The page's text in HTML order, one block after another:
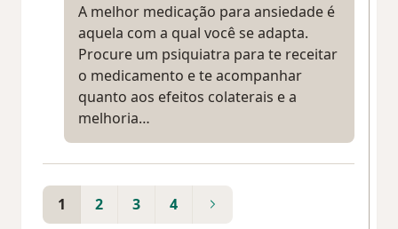
A melhor medicação para ansiedade é
aquela com a qual você se adapta.
Procure um psiquiatra para te receitar
o medicamento e te acompanhar
quanto aos efeitos colaterais e a
melhoria…
1 2 3 4